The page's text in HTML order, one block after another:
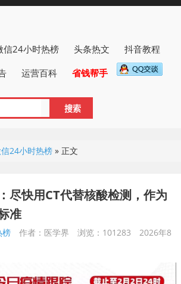
信24小时热榜 头条热文
抖音教程
运营百科 省钱帮手
24小时热榜 » 正文
尽快用CT代替核酸检测，作为
准
榜 作者：医学界 浏览：101283
2026年8